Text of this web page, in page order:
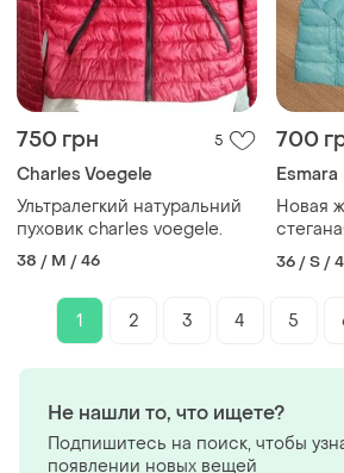
750 грн 5
Charles Voegele
Ультралегкий натуральний
пуховик charles voegele.
38 / M / 46
700
Esmara
Новая
36 / S /
1 2 3 4 5
Не нашли то, что ищете?
Подпишитесь на поиск, чтобы
появлении новых вещей